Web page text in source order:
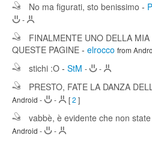
No ma figurati, sto benissimo -
-
FINALMENTE UNO DELLA
QUESTE PAGINE - elrocco from
stichi :O - StM - -
PRESTO, FATE LA DANZA
Android - - [2 ]
vabbè, è evidente che non
Android - -